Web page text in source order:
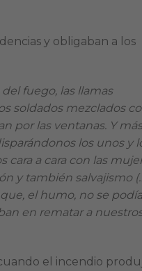
y obligaban a los
fuego, las llamas
soldados mezclados
por las ventanas. Y
los unos y
cara a cara con las
y también salvajismo
el humo, no se podía
en rematar a
el incendio